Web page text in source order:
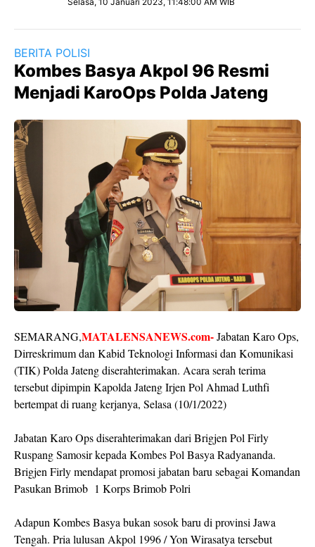
BERITA POLISI
Kombes Basya Akpol 96 Resmi
Menjadi KaroOps Polda Jateng
SEMARANG,MATALENSANEWS.com-Jabatan Karo Ops,
Dirreskrimum dan Kabid Teknologi Informasi dan Komunikasi
(TIK) Polda Jateng diserahterimakan. Acara serah terima
tersebut dipimpin Kapolda Jateng Irjen Pol Ahmad Luthfi
bertempat di ruang kerjanya, Selasa (10/1/2022)
Jabatan Karo Ops diserahterimakan dari Brigjen Pol Firly
Ruspang Samosir kepada Kombes Pol Basya Radyananda.
Brigjen Firly mendapat promosi jabatan baru sebagai Komandan
Pasukan Brimob 1 Korps Brimob Polri
Adapun Kombes Basya bukan sosok baru di provinsi Jawa
Tengah. Pria lulusan Akpol 1996 / Yon Wirasatya tersebut